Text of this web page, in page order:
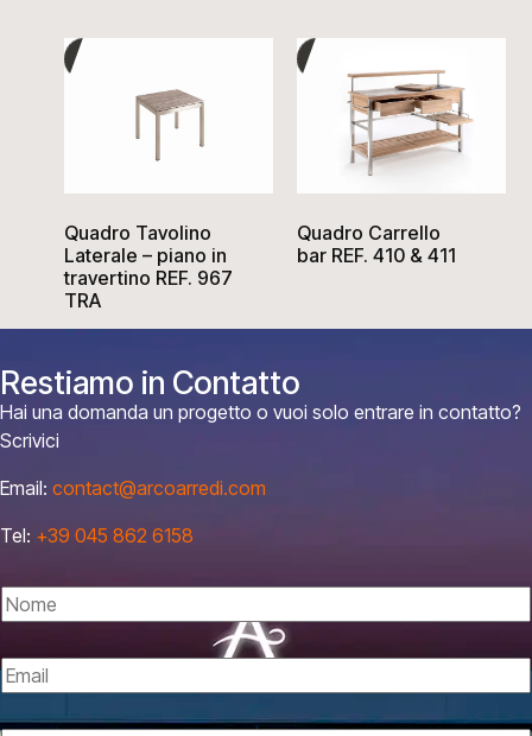
Quadro Tavolino
Laterale – piano in
travertino REF. 967
TRA
Quadro Carrello
bar REF. 410 & 411
Restiamo in Contatto
Hai una domanda un progetto o vuoi solo entrare in contatto?
Scrivici
Email: contact@arcoarredi.com
Tel: +39 045 862 6158
N
o
m
e
E
m
a